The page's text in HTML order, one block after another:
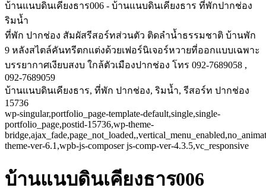
บ้านแนบดินเคียงธาร006 - บ้านแนบดินเคียงธาร ที่พักปากช่อง
ริมน้ำ
ที่พัก ปากช่อง สัมผัสรีสอร์ทส่วนตัว ติดลำน้ำธรรมชาติ บ้านพัก
9 หลังสไตล์คันทรีตกแต่งด้วยเฟอร์นิเจอร์หวายที่ออกแบบเฉพาะ
บรรยากาศเงียบสงบ ใกล้ตัวเมืองปากช่อง โทร 092-7689058 ,
092-7689059
บ้านแนบดินเคียงธาร, ที่พัก ปากช่อง, ริมน้ำ, รีสอร์ท ปากช่อง
15736
wp-singular,portfolio_page-template-default,single,single-
portfolio_page,postid-15736,wp-theme-
theme-ver-6.1,wpb-js-composer js-comp-ver-4.3.5,vc_responsive
บ้านแนบดินเคียงธาร006